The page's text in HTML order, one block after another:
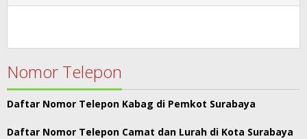
Nomor Telepon
Daftar Nomor Telepon Kabag di Pemkot Surabaya
Daftar Nomor Telepon Camat dan Lurah di Kota Surabaya